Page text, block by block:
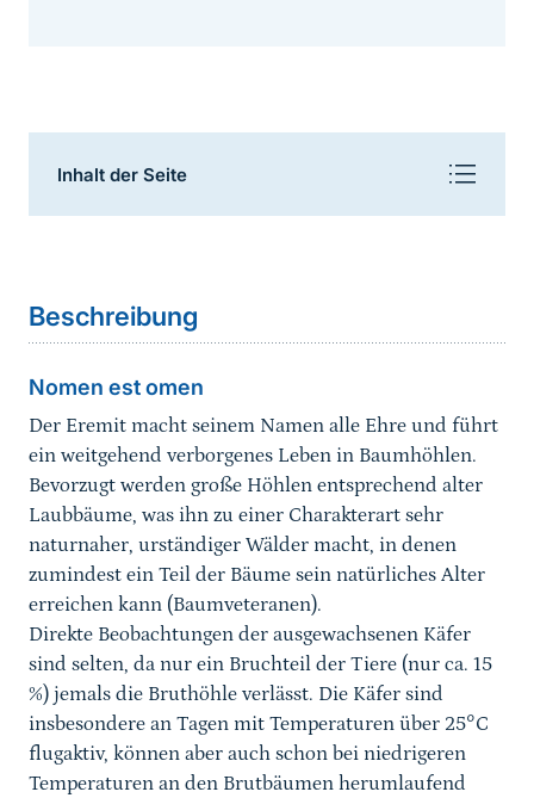
Inhalt der Seite
Bildergalerie
Lebensraum
Fortpflanzung/Biologie
Lokale Population
Gefährdung
Schutz
Erhaltungsmaßnahmen
Erhaltungszustand
Beschreibung
Nomen est omen
Der Eremit macht seinem Namen alle Ehre und führt
ein weitgehend verborgenes Leben in Baumhöhlen.
Bevorzugt werden große Höhlen entsprechend alter
Laubbäume, was ihn zu einer Charakterart sehr
naturnaher, urständiger Wälder macht, in denen
zumindest ein Teil der Bäume sein natürliches Alter
erreichen kann (Baumveteranen).
Direkte Beobachtungen der ausgewachsenen Käfer
sind selten, da nur ein Bruchteil der Tiere (nur ca. 15
%) jemals die Bruthöhle verlässt. Die Käfer sind
insbesondere an Tagen mit Temperaturen über 25°C
flugaktiv, können aber auch schon bei niedrigeren
Temperaturen an den Brutbäumen herumlaufend